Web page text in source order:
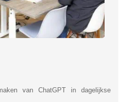
van ChatGPT in dagelijkse